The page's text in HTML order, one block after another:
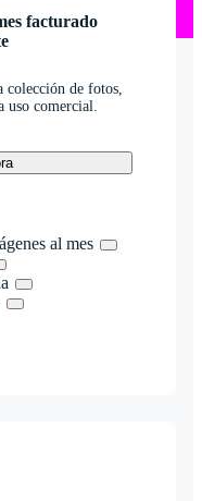
facturado
colección de fotos,
uso comercial.
al mes